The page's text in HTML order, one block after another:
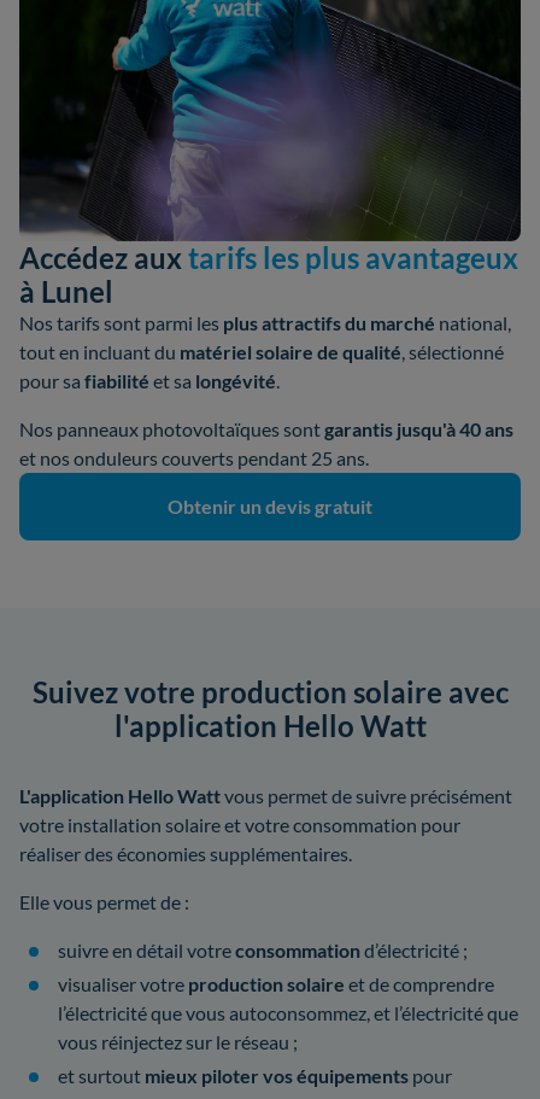
Accédez aux tarifs les plus avantageux
à Lunel
Nos tarifs sont parmi les plus attractifs du marché national,
tout en incluant du matériel solaire de qualité, sélectionné
pour sa fiabilité et sa longévité.
Nos panneaux photovoltaïques sontgarantis jusqu'à 40 ans
et nos onduleurs couverts pendant 25 ans.
Obtenir un devis gratuit
Suivez votre production solaire avec
l'application Hello Watt
L'application Hello Wattvous permet de suivre précisément
votre installation solaire et votre consommation pour
réaliser des économies supplémentaires.
Elle vous permet de :
suivre en détail votreconsommation d’électricité ;
visualiser votre production solaire et de comprendre
l’électricité que vous autoconsommez, et l’électricité que
vous réinjectez sur le réseau ;
et surtout mieux piloter vos équipements pour